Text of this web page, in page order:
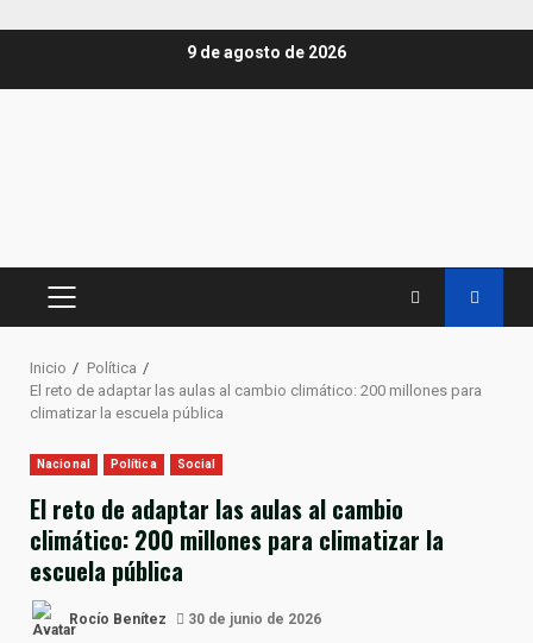
9 de agosto de 2026
MENÚ
Inicio
Política
El reto de adaptar las aulas al cambio climático: 200 millones para
climatizar la escuela pública
Nacional Política Social
El reto de adaptar las aulas al cambio
climático: 200 millones para climatizar la
escuela pública
Rocío Benítez 30 de junio de 2026